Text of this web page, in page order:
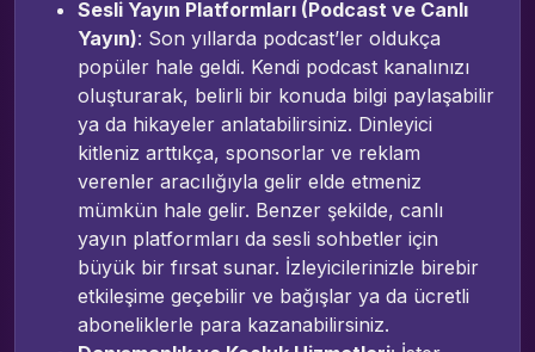
Sesli Yayın Platformları (Podcast ve Canlı
Yayın): Son yıllarda podcast’ler oldukça
popüler hale geldi. Kendi podcast kanalınızı
oluşturarak, belirli bir konuda bilgi paylaşabilir
ya da hikayeler anlatabilirsiniz. Dinleyici
kitleniz arttıkça, sponsorlar ve reklam
verenler aracılığıyla gelir elde etmeniz
mümkün hale gelir. Benzer şekilde, canlı
yayın platformları da sesli sohbetler için
büyük bir fırsat sunar. İzleyicilerinizle birebir
etkileşime geçebilir ve bağışlar ya da ücretli
aboneliklerle para kazanabilirsiniz.